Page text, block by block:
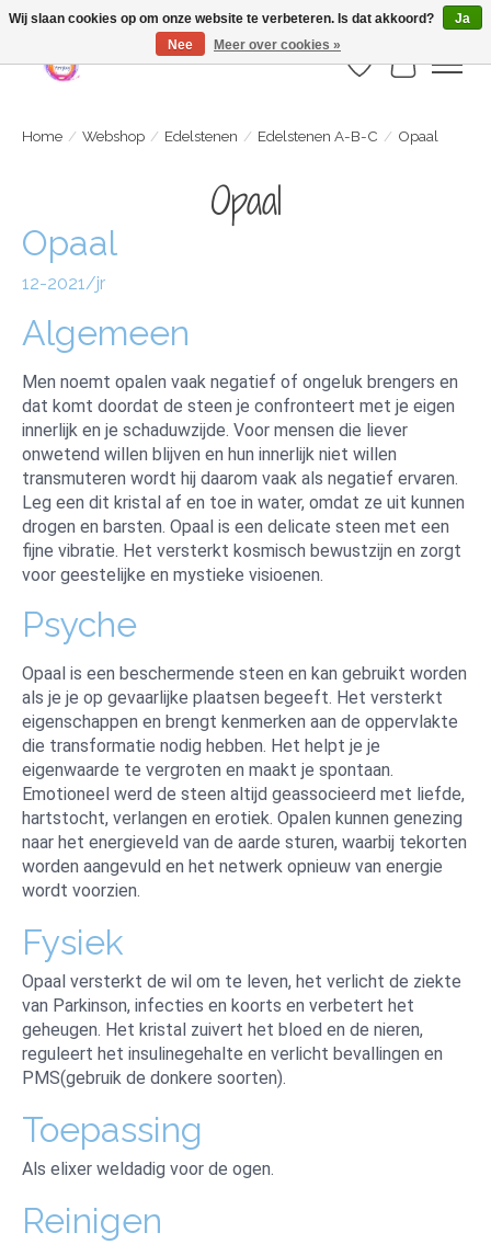
Webshop is geopend maar nog onder constructie | let op: Verzenden vanaf 29
juli
Verlanglijst
Home / Webshop / Edelstenen / Edelstenen A-B-C / Opaal
Opaal
Opaal
12-2021/jr
Algemeen
Men noemt opalen vaak negatief of ongeluk brengers en
dat komt doordat de steen je confronteert met je eigen
innerlijk en je schaduwzijde. Voor mensen die liever
onwetend willen blijven en hun innerlijk niet willen
transmuteren wordt hij daarom vaak als negatief ervaren.
Leg een dit kristal af en toe in water, omdat ze uit kunnen
drogen en barsten. Opaal is een delicate steen met een
fijne vibratie. Het versterkt kosmisch bewustzijn en zorgt
voor geestelijke en mystieke visioenen.
Psyche
Opaal is een beschermende steen en kan gebruikt worden
als je je op gevaarlijke plaatsen begeeft. Het versterkt
eigenschappen en brengt kenmerken aan de oppervlakte
die transformatie nodig hebben. Het helpt je je
eigenwaarde te vergroten en maakt je spontaan.
Emotioneel werd de steen altijd geassocieerd met liefde,
hartstocht, verlangen en erotiek. Opalen kunnen genezing
naar het energieveld van de aarde sturen, waarbij tekorten
worden aangevuld en het netwerk opnieuw van energie
wordt voorzien.
Fysiek
Opaal versterkt de wil om te leven, het verlicht de ziekte
van Parkinson, infecties en koorts en verbetert het
geheugen. Het kristal zuivert het bloed en de nieren,
reguleert het insulinegehalte en verlicht bevallingen en
PMS(gebruik de donkere soorten).
Toepassing
Als elixer weldadig voor de ogen.
Reinigen
Wij slaan cookies op om onze website te verbeteren. Is dat akkoord?
Ja
Nee
Meer over cookies »